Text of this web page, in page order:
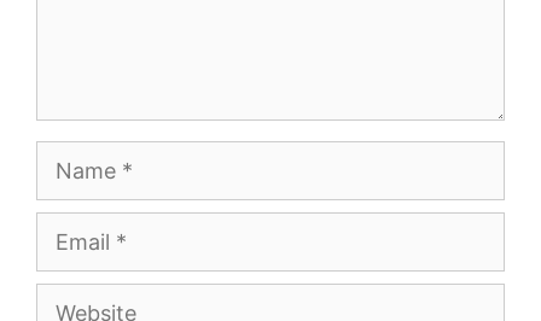
Name
Email
Website